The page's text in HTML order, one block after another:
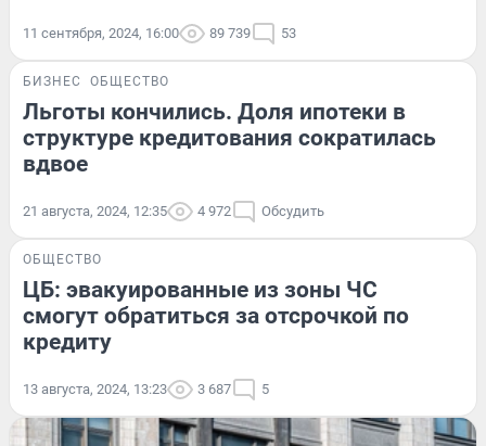
11 сентября, 2024, 16:00 89 739 53
БИЗНЕС ОБЩЕСТВО
Льготы кончились. Доля ипотеки в
структуре кредитования сократилась
вдвое
21 августа, 2024, 12:35 4 972 Обсудить
ОБЩЕСТВО
ЦБ: эвакуированные из зоны ЧС
смогут обратиться за отсрочкой по
кредиту
13 августа, 2024, 13:23 3 687 5